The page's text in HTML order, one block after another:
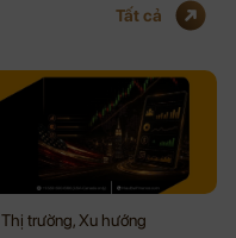
Tất cả
Thị trường, Xu hướng